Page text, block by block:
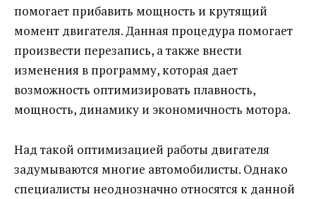
помогает прибавить мощность и крутящий
момент двигателя.Данная процедура помогает
произвести перезапись, а также внести
изменения в программу, которая дает
возможность оптимизировать плавность,
мощность, динамику и экономичность мотора.
Над такой оптимизацией работы двигателя
задумываются многие автомобилисты. Однако
специалисты неоднозначно относятся к данной